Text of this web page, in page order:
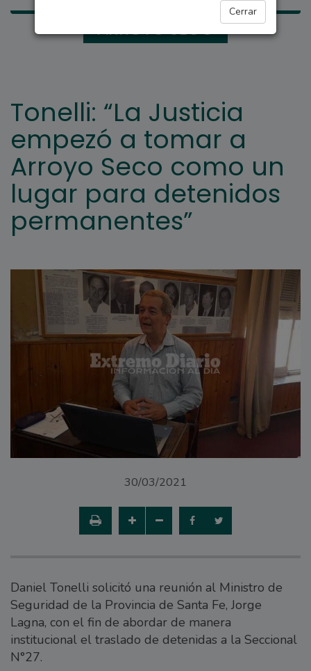
Cerrar
ARROYO SECO
Tonelli: “La Justicia
empezó a tomar a
Arroyo Seco como un
lugar para detenidos
permanentes”
30/03/2021
Daniel Tonelli solicitó una reunión al Ministro de
Seguridad de la Provincia de Santa Fe, Jorge
Lagna, con el fin de abordar de manera
institucional el traslado de detenidas a la Seccional
N°27.